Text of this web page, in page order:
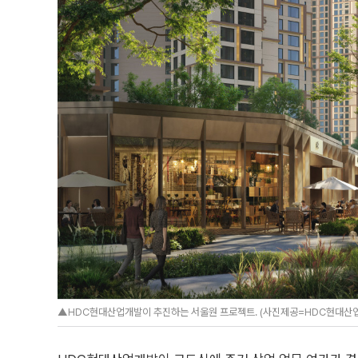
▲HDC현대산업개발이 추진하는 서울원 프로젝트. (사진제공=HDC현대산